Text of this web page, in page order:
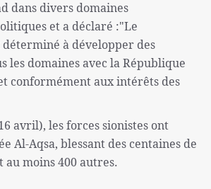
dans divers domaines
et a déclaré :"Le
à développer des
les domaines avec la République
conformément aux intérêts des
avril), les forces sionistes ont
Al-Aqsa, blessant des centaines de
moins 400 autres.